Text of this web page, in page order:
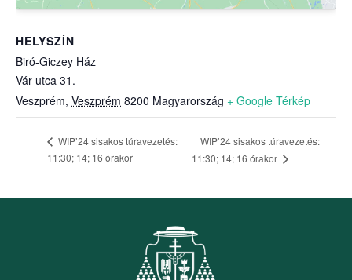
HELYSZÍN
Biró-Giczey Ház
Vár utca 31.
Veszprém, Veszprém 8200 Magyarország + Google Térkép
WIP’24 sisakos túravezetés:
11:30; 14; 16 órakor
WIP’24 sisakos túravezetés:
11:30; 14; 16 órakor